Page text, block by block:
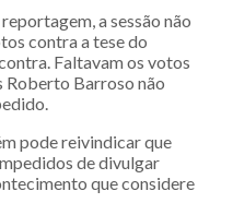
a sessão não
contra a tese do
Faltavam os votos
Barroso não
pode reivindicar que
de divulgar
que considere